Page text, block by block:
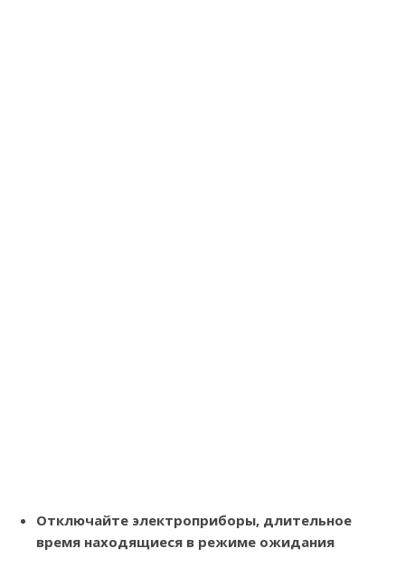
Отключайте электроприборы, длительное
время находящиеся в режиме ожидания